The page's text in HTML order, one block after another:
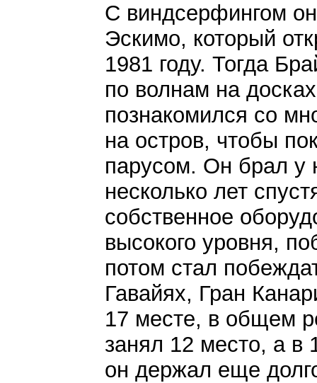
С виндсерфингом
Эскимо, который
1981 году. Тогда
по волнам на
познакомился со
на остров, чтобы
парусом. Он брал у
несколько лет
собственное
высокого уровня,
потом стал
Гавайях, Гран
17 месте, в общем
занял 12 место, а в
он держал еще